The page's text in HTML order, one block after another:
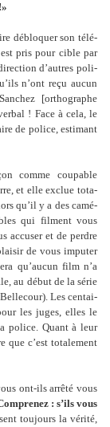
déblo­quer son télé­
pris pour cible par
d’autres poli­
n’ont reçu aucun
[orthographe
! Face à cela, le
de police, esti­mant
comme cou­pa­ble
et elle exclue tota­
qu’il y a des camé­
qui fil­ment vous
accu­ser et de perdre
de vous impu­ter
qu’aucun film n’a
au début de la série
Bellecour). Les cen­tai­
les juges, elles le
police. Quant à leur
que c’est tota­le­ment
ont-ils arrêté vous
: s’ils vous
tou­jours la vérité,